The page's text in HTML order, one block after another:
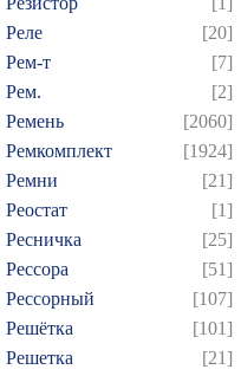
Реле
[20]
Рем-т
[7]
Рем.
[2]
Ремень
[2060]
Ремкомплект
[1924]
Ремни
[21]
Реостат
[1]
Ресничка
[25]
Рессора
[51]
Рессорный
[107]
Решётка
[101]
Решетка
[21]